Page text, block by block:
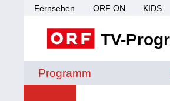
Fernsehen ORF ON KIDS
TV-
Programm